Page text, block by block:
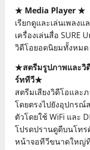
★ Media Player ★
เรียกดูและเล่นเพลง
เครื่องเล่นสื่อ SURE
วิดีโอยอดนิยมทั้งหมด
★สตรีมรูปภาพและวิ
ร์ททีวี★
สตรีมเสียงวิดีโอแล
โดยตรงไปยังอุปกรณ์
ตัวโดยใช้ WiFi และ
โปรดปรานดูดีบนโท
หน้าจอทีวีขนาดใหญ่